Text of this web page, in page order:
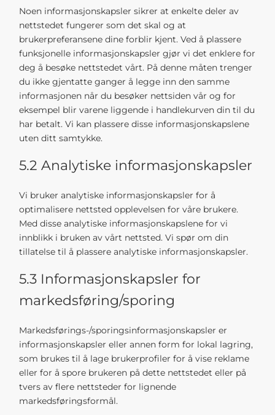
Noen informasjonskapsler sikrer at enkelte deler av
nettstedet fungerer som det skal og at
brukerpreferansene dine forblir kjent. Ved å plassere
funksjonelle informasjonskapsler gjør vi det enklere for
deg å besøke nettstedet vårt. På denne måten trenger
du ikke gjentatte ganger å legge inn den samme
informasjonen når du besøker nettsiden vår og for
eksempel blir varene liggende i handlekurven din til du
har betalt. Vi kan plassere disse informasjonskapslene
uten ditt samtykke.
5.2 Analytiske informasjonskapsler
Vi bruker analytiske informasjonskapsler for å
optimalisere nettsted opplevelsen for våre brukere.
Med disse analytiske informasjonskapslene for vi
innblikk i bruken av vårt nettsted. Vi spør om din
tillatelse til å plassere analytiske informasjonskapsler.
5.3 Informasjonskapsler for
markedsføring/sporing
Markedsførings-/sporingsinformasjonskapsler er
informasjonskapsler eller annen form for lokal lagring,
som brukes til å lage brukerprofiler for å vise reklame
eller for å spore brukeren på dette nettstedet eller på
tvers av flere nettsteder for lignende
markedsføringsformål.